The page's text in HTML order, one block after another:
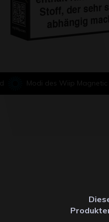
Modi des Wiip Magnetic